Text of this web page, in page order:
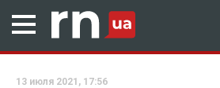
13 июля 2021, 17:56